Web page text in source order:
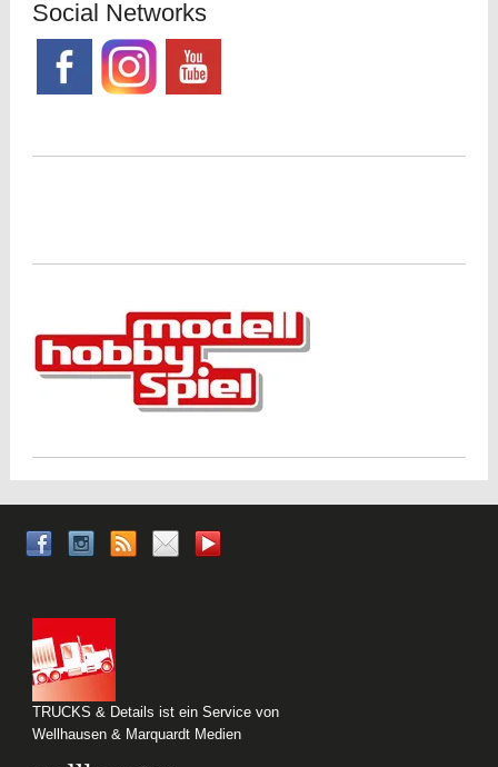
Social Networks
TRUCKS & Details ist ein Service von
Wellhausen & Marquardt Medien